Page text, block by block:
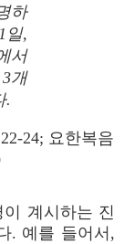
하
일,
서
개
.
24; 요한복음
이 계시하는 진
. 예를 들어서,